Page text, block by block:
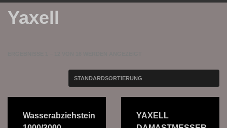
Yaxell
Wasserabziehstein
YAXELL